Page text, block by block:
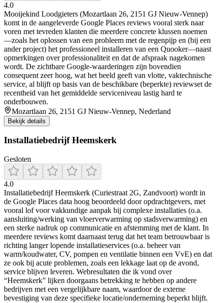
4.0
Mooijekind Loodgieters (Mozartlaan 26, 2151 GJ Nieuw-Vennep)
komt in de aangeleverde Google Places reviews vooral sterk naar
voren met tevreden klanten die meerdere concrete klussen noemen
—zoals het oplossen van een probleem met de regenpijp en (bij een
ander project) het professioneel installeren van een Quooker—naast
opmerkingen over professionaliteit en dat de afspraak nagekomen
wordt. De zichtbare Google-waarderingen zijn bovendien
consequent zeer hoog, wat het beeld geeft van vlotte, vaktechnische
service, al blijft op basis van de beschikbare (beperkte) reviewset de
recentheid van het gemiddelde serviceniveau lastig hard te
onderbouwen.
Mozartlaan 26, 2151 GJ Nieuw-Vennep, Nederland
Bekijk details
Installatiebedrijf Heemskerk
Gesloten
4.0
Installatiebedrijf Heemskerk (Curiestraat 2G, Zandvoort) wordt in
de Google Places data hoog beoordeeld door opdrachtgevers, met
vooral lof voor vakkundige aanpak bij complexe installaties (o.a.
aansluiting/werking van vloerverwarming op stadsverwarming) en
een sterke nadruk op communicatie en afstemming met de klant. In
meerdere reviews komt daarnaast terug dat het team betrouwbaar is
richting langer lopende installatieservices (o.a. beheer van
warm/koudwater, CV, pompen en ventilatie binnen een VvE) en dat
ze ook bij acute problemen, zoals een lekkage laat op de avond,
service blijven leveren. Webresultaten die ik vond over
“Heemskerk” lijken doorgaans betrekking te hebben op andere
bedrijven met een vergelijkbare naam, waardoor de externe
bevestiging van deze specifieke locatie/onderneming beperkt blijft.